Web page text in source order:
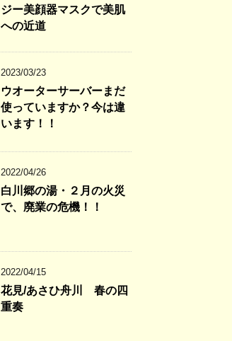
ジー美顔器マスクで美肌
への近道
2023/03/23
ウオーターサーバーまだ
使っていますか？今は違
います！！
2022/04/26
白川郷の湯・２月の火災
で、廃業の危機！！
2022/04/15
花見/あさひ舟川 春の四
重奏